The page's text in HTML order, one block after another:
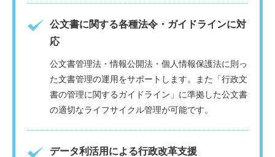
公文書に関する各種法令・ガイドラインに対
応
公文書管理法・情報公開法・個人情報保護法に則っ
た文書管理の運用をサポートします。また「行政文
書の管理に関するガイドライン」に準拠した公文書
の適切なライフサイクル管理が可能です。
データ利活用による行政改革支援